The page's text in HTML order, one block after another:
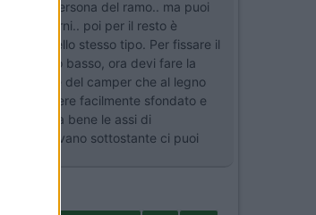
una persona del ramo.. ma puoi
tuoi interni.. poi per il resto è
legno dello stesso tipo. Per fissare il
il lato basso, ora devi fare la
parete del camper che al legno
può essere facilmente sfondato e
sostenga bene le assi di
e nel vano sottostante ci puoi